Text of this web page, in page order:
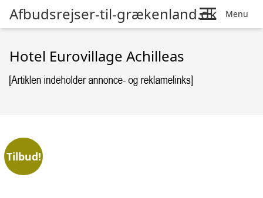
Afbudsrejser-til-grækenland.dk Menu
Hotel Eurovillage Achilleas
Tilbud!